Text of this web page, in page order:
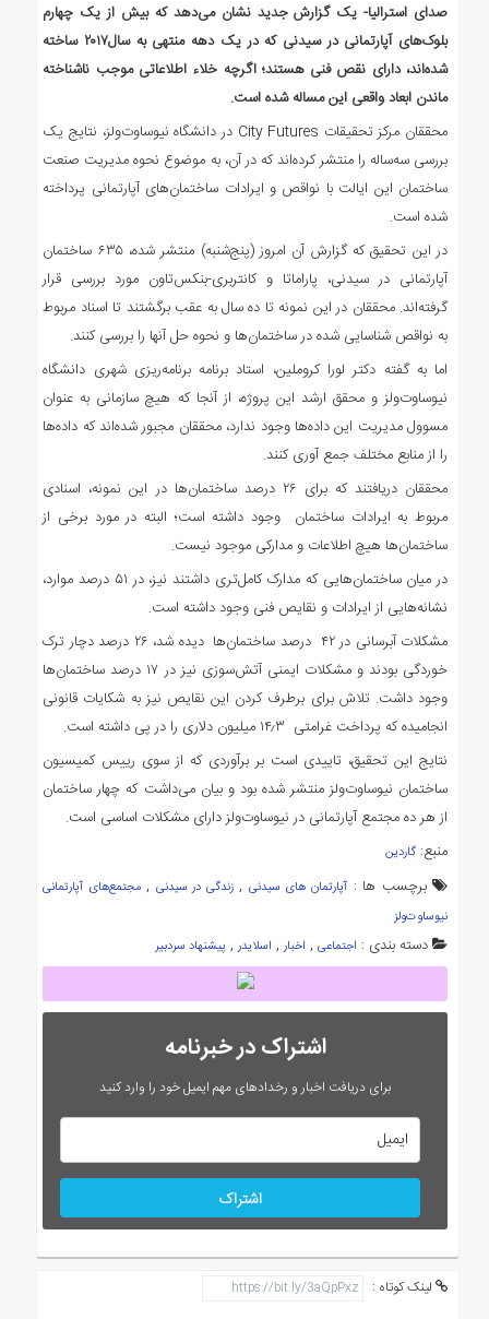
صدای استرالیا- یک گزارش جدید نشان می‌دهد که بیش از یک چهارم
بلوک‌های آپارتمانی در سیدنی که در یک دهه منتهی به سال۲۰۱۷ ساخته
شده‌اند، دارای نقص فنی هستند؛ اگرچه خلاء اطلاعاتی موجب ناشناخته
ماندن ابعاد واقعی این مساله شده است.
محققان مرکز تحقیقات City Futures در دانشگاه نیوساوت‌ولز، نتایج یک
بررسی سه‌ساله را منتشر کرده‌‌اند که در آن، به موضوع نحوه مدیریت صنعت
ساختمان این ایالت با نواقص و ایرادات ساختمان‌های آپارتمانی پرداخته
شده است.
در این تحقیق که گزارش آن امروز (پنج‌شنبه) منتشر شده، ۶۳۵ ساختمان
آپارتمانی در سیدنی، پاراماتا و کانتربری-بنکس‌تاون مورد بررسی قرار
گرفته‌اند. محققان در این نمونه تا ده سال به عقب برگشتند تا اسناد مربوط
به نواقص شناسایی شده در ساختمان‌ها و نحوه حل آنها را بررسی کنند.
اما به گفته دکتر لورا کروملین، استاد برنامه برنامه‌ریزی شهری دانشگاه
نیوساوت‌ولز و محقق ارشد این پروژه، از آنجا که هیچ سازمانی به عنوان
مسوول مدیریت این داده‌ها وجود ندارد، محققان مجبور شده‌اند که داده‌ها
را از منابع مختلف جمع آوری کنند.
محققان دریافتند که برای ۲۶ درصد ساختمان‌ها در این نمونه، اسنادی
مربوط به ایرادات ساختمان وجود داشته است؛ البته در مورد برخی از
ساختمان‌ها هیچ اطلاعات و مدارکی موجود نیست.
در میان ساختمان‌هایی که مدارک کامل‌تری داشتند نیز، در ۵۱ درصد موارد،
نشانه‌هایی از ایرادات و نقایص فنی وجود داشته است.
مشکلات آبرسانی در ۴۲ درصد ساختمان‌ها دیده شد، ۲۶ درصد دچار ترک
خوردگی بودند و مشکلات ایمنی آتش‌سوزی نیز در ۱۷ درصد ساختمان‌ها
وجود داشت. تلاش برای برطرف کردن این نقایص نیز به شکایات قانونی
انجامیده که پرداخت غرامتی ۱۴٫۳ میلیون دلاری را در پی داشته است.
نتایج این تحقیق، تاییدی است بر برآوردی که از سوی رییس کمیسیون
ساختمان نیوساوت‌ولز منتشر شده بود و بیان می‌داشت که چهار ساختمان
از هر ده مجتمع آپارتمانی در نیوساوت‌ولز دارای مشکلات اساسی است.
منبع: گاردین
برچسب ها : آپارتمان های سیدنی ,زندگی در سیدنی ,مجتمع‌های آپارتمانی
نیوساوت‌ولز
دسته بندی : اجتماعی, اخبار, اسلایدر, پیشنهاد سردبیر
اشتراک در خبرنامه
برای دریافت اخبار و رخدادهای مهم ایمیل خود را وارد کنید
اشتراک
لینک کوتاه :